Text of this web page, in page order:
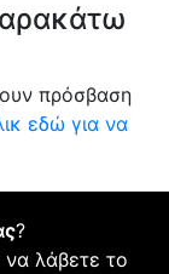
πρόσβαση
εδώ για να
?
να λάβετε το